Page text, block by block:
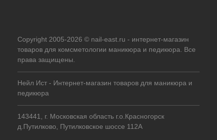
Copyright 2005-2026 © nail-east.ru - интернет-магазин
товаров для комсметологии маникюра и педикюра. Все
права защищены.
Нейл Ист - Интернет-магазин товаров для маникюра и
педикюра
143441, г. Московская область г.о.Красногорск
д.Путилково, Путилковское шоссе 112А